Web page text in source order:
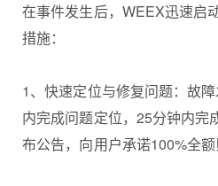
在事件发生后，WEEX迅速启
措施：
1、快速定位与修复问题：故
内完成问题定位，25分钟内完
布公告，向用户承诺100%全额